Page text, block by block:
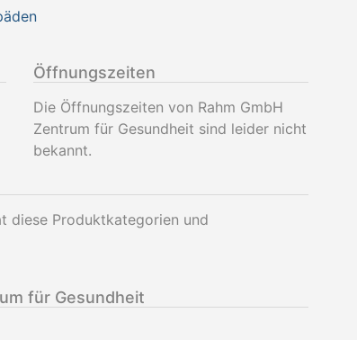
Öffnungszeiten
Die Öffnungszeiten von Rahm GmbH
Zentrum für Gesundheit sind leider nicht
bekannt.
diese Produktkategorien und
für Gesundheit